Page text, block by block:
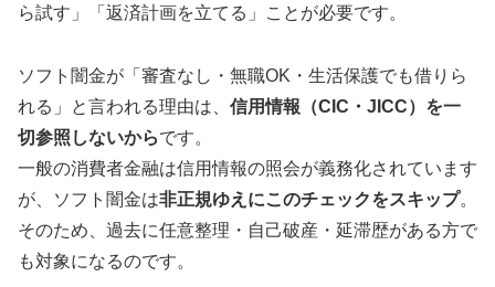
ら試す」「返済計画を立てる」ことが必要です。
ソフト闇金が「審査なし・無職OK・生活保護でも借りら
れる」と言われる理由は、 信用情報（CIC・JICC）を一
切参照しないからです。
一般の消費者金融は信用情報の照会が義務化されています
が、ソフト闇金は非正規ゆえにこのチェックをスキップ。
そのため、過去に任意整理・自己破産・延滞歴がある方で
も対象になるのです。